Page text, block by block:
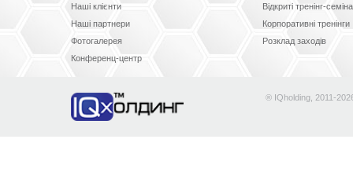
Наші клієнти
Наші партнери
Фотогалерея
Конференц-центр
Відкриті тренінг-
Корпоративні тренінги
Розклад заходів
® IQholding, 2011-